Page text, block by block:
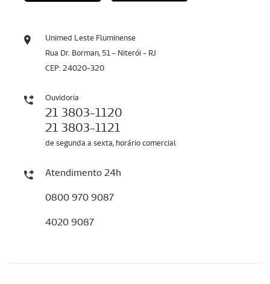
Unimed Leste Fluminense
Rua Dr. Borman, 51 - Niterói - RJ
CEP: 24020-320
Ouvidoria
21 3803-1120
21 3803-1121
de segunda a sexta, horário comercial
Atendimento 24h
0800 970 9087
4020 9087